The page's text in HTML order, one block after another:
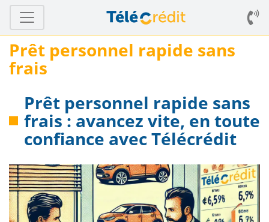
Prêt personnel rapide sans
frais
Prêt personnel rapide sans
frais : avancez vite, en toute
confiance avec Télécrédit